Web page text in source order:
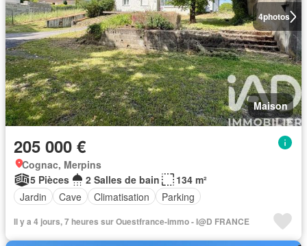
4photos
Maison
205 000 €
Cognac, Merpins
5 Pièces
2 Salles de bain
134 m²
Jardin
Cave Climatisation Parking
Il y a 4 jours, 7 heures sur Ouestfrance-immo - I@D FRANCE